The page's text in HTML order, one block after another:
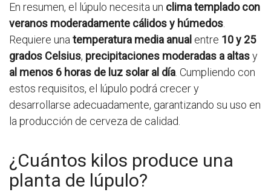
En resumen, el lúpulo necesita un clima templado con
veranos moderadamente cálidos y húmedos.
Requiere unatemperatura media anual entre 10 y 25
grados Celsius, precipitaciones moderadas a altasy
al menos 6 horas de luz solar al día. Cumpliendo con
estos requisitos, el lúpulo podrá crecer y
desarrollarse adecuadamente, garantizando su uso en
la producción de cerveza de calidad.
¿Cuántos kilos produce una
planta de lúpulo?